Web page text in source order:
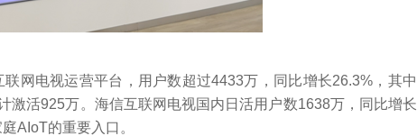
网电视运营平台，用户数超过4433万，同比增长26.3%，其中
激活925万。海信互联网电视国内日活用户数1638万，同比增长
AIoT的重要入口。